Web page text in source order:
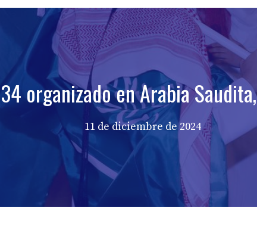
organizado en Arabia
11 de diciembre de 2024